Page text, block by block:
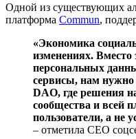
Одной из существующих
платформа Commun,
«Экономика
изменениях. Вместо
персональных
сервисы, нам нужно
DAO, где решения
сообщества и всей
пользователи, а не
– отметила СЕО